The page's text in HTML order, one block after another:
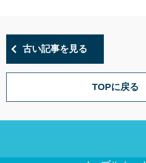
古い記事を見る
TOPに戻る